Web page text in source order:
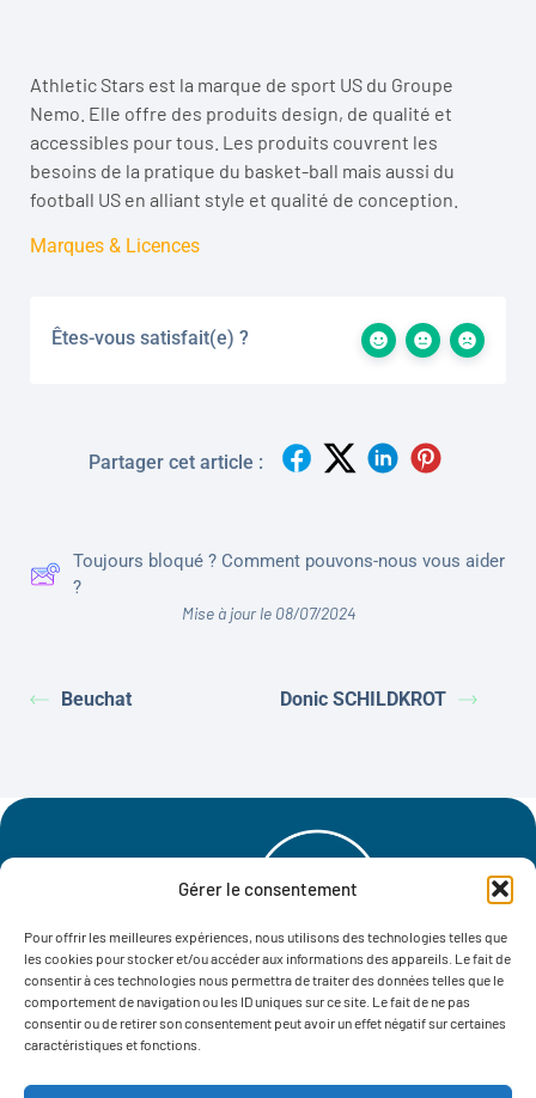
Gérer le consentement
Pour offrir les meilleures expériences, nous utilisons des technologies telles que
les cookies pour stocker et/ou accéder aux informations des appareils. Le fait de
consentir à ces technologies nous permettra de traiter des données telles que le
comportement de navigation ou les ID uniques sur ce site. Le fait de ne pas
consentir ou de retirer son consentement peut avoir un effet négatif sur certaines
caractéristiques et fonctions.
Athletic Stars est la marque de sport US du Groupe
Nemo. Elle offre des produits design, de qualité et
accessibles pour tous. Les produits couvrent les
besoins de la pratique du basket-ball mais aussi du
football US en alliant style et qualité de conception.
Marques & Licences
Êtes-vous satisfait(e) ?
Partager cet article :
Toujours bloqué ? Comment pouvons-nous vous aider
?
Mise à jour le 08/07/2024
Beuchat Donic SCHILDKROT
Notre histoire Nos engagements
Actualités
Où trouver nos produits ?
Contactez-nous